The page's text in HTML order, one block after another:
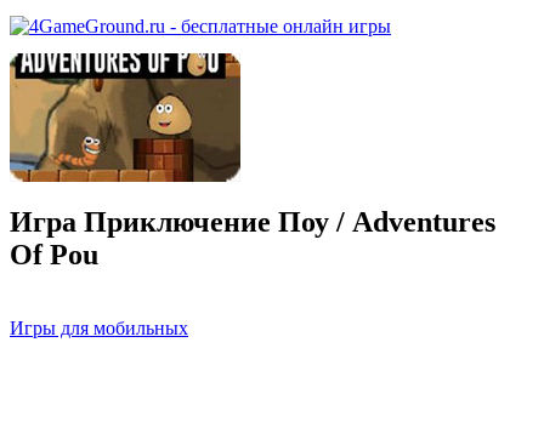
Игра Приключение Поу / Adventures
Of Pou
Игры для мобильных